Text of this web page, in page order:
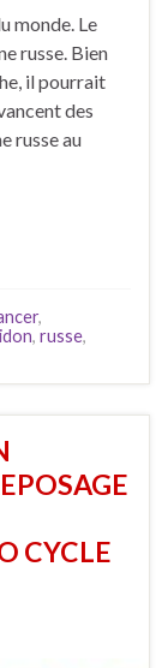
monde. Le
russe. Bien
il pourrait
des
russe au
,
, russe,
CYCLE